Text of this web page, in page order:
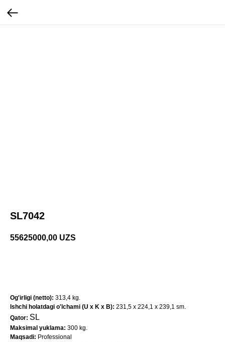
SL7042
55625000,00 UZS
Og'irligi (netto): 313,4 kg.
Ishchi holatdagi o'lchami (U x K x B): 231,5 x 224,1 x 239,1 sm.
Qator: SL
Maksimal yuklama: 300 kg.
Maqsadi: Professional